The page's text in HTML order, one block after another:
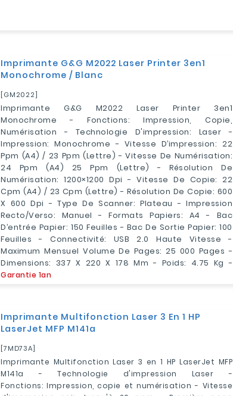
Imprimante G&G M2022 Laser Printer 3en1
Monochrome / Blanc
[GM2022]
Imprimante G&G M2022 Laser Printer 3en1
Monochrome - Fonctions: Impression, Copie,
Numérisation - Technologie D'impression: Laser -
Impression: Monochrome - Vitesse D’impression: 22
Ppm (A4) / 23 Ppm (Lettre) - Vitesse De Numérisation:
24 Ppm (A4) 25 Ppm (Lettre) - Résolution De
Numérisation: 1200×1200 Dpi - Vitesse De Copie: 22
Cpm (A4) / 23 Cpm (Lettre) - Résolution De Copie: 600
X 600 Dpi - Type De Scanner: Plateau - Impression
Recto/Verso: Manuel - Formats Papiers: A4 - Bac
D’entrée Papier: 150 Feuilles - Bac De Sortie Papier: 100
Feuilles - Connectivité: USB 2.0 Haute Vitesse -
Maximum Mensuel Volume De Pages: 25 000 Pages -
Dimensions: 337 X 220 X 178 Mm - Poids: 4.75 Kg -
Garantie 1an
Imprimante Multifonction Laser 3 En 1 HP
LaserJet MFP M141a
[7MD73A]
Imprimante Multifonction Laser 3 en 1 HP LaserJet MFP
M141a - Technologie d'impression Laser -
Fonctions: Impression, copie et numérisation - Vitesse